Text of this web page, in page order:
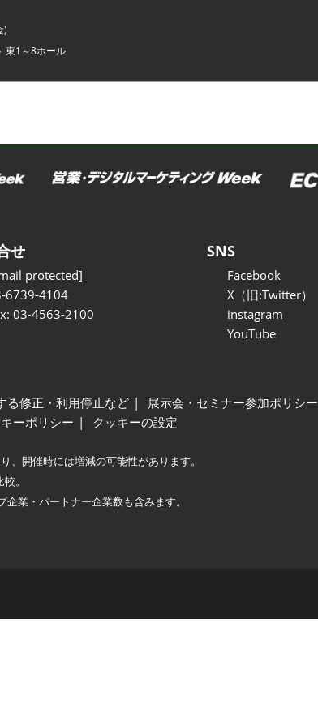
)
東1～8ホール
せ
protected]
6739-4104
03-4563-2100
SNS
Facebook
X（旧:Twitter）
instagram
YouTube
る修正・利用停止など 展示会・セミナー参加ポリシー
ーポリシー クッキーの設定
、開催時には増減の可能性があります。
。
業・パートナー企業数も含みます。